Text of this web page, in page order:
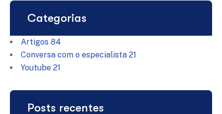
Categorias
Artigos 84
Conversa com o especialista 21
Youtube 21
Posts recentes